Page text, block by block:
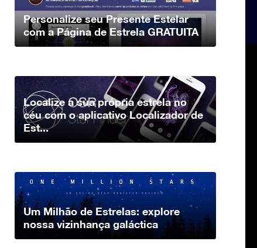
Personalize seu Presente Estelar
com a Página de Estrela GRATUITA
Localize a sua própria estrela no
céu com o aplicativo Localizador de
Est...
Um Milhão de Estrelas: explore
nossa vizinhança galáctica